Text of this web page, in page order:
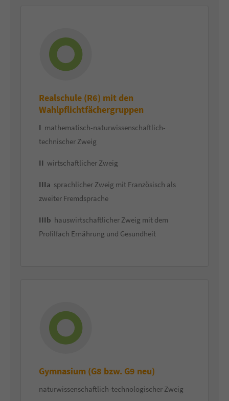
Realschule (R6) mit den
Wahlpflichtfächergruppen
I mathematisch-naturwissenschaftlich-
technischer Zweig
IIwirtschaftlicher Zweig
IIIa sprachlicher Zweig mit Französisch als
zweiter Fremdsprache
IIIb hauswirtschaftlicher Zweig mit dem
Profilfach Ernährung und Gesundheit
Gymnasium (G8 bzw. G9 neu)
naturwissenschaftlich-technologischer Zweig